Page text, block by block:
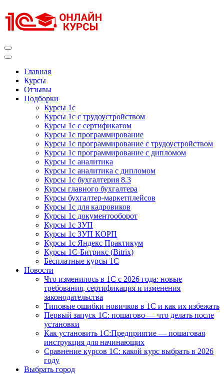
к
содержимому
Главная
Курсы
Отзывы
Подборки
Курсы 1с
Курсы 1с с трудоустройством
Курсы 1с с сертификатом
Курсы 1с программирование
Курсы 1с программирование с трудоустройством
Курсы 1с программирование с дипломом
Курсы 1с аналитика
Курсы 1с аналитика с дипломом
Курсы 1с бухгалтерия 8.3
Курсы главного бухгалтера
Курсы бухгалтер-маркетплейсов
Курсы 1с для кадровиков
Курсы 1с документооборот
Курсы 1с ЗУП
Курсы 1с ЗУП КОРП
Курсы 1с Яндекс Практикум
Курсы 1С-Битрикс (Bitrix)
Бесплатные курсы 1С
Новости
Что изменилось в 1С с 2026 года: новые
требования, сертификация и изменения
законодательства
Типовые ошибки новичков в 1С и как их избежать
Первый запуск 1С: пошагово — что делать после
установки
Как установить 1С:Предприятие — пошаговая
инструкция для начинающих
Сравнение курсов 1С: какой курс выбрать в 2026
году
Выбрать город